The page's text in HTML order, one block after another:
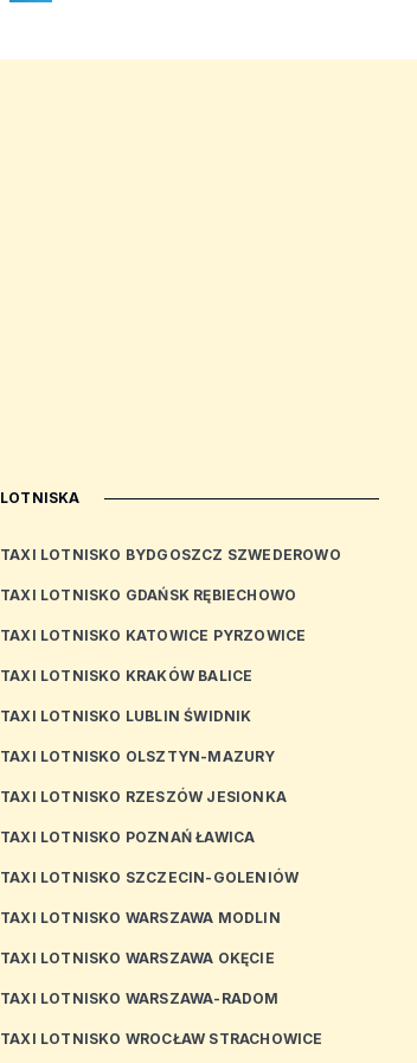
LOTNISKA
TAXI LOTNISKO BYDGOSZCZ SZWEDEROWO
TAXI LOTNISKO GDAŃSK RĘBIECHOWO
TAXI LOTNISKO KATOWICE PYRZOWICE
TAXI LOTNISKO KRAKÓW BALICE
TAXI LOTNISKO LUBLIN ŚWIDNIK
TAXI LOTNISKO OLSZTYN-MAZURY
TAXI LOTNISKO RZESZÓW JESIONKA
TAXI LOTNISKO POZNAŃ ŁAWICA
TAXI LOTNISKO SZCZECIN-GOLENIÓW
TAXI LOTNISKO WARSZAWA MODLIN
TAXI LOTNISKO WARSZAWA OKĘCIE
TAXI LOTNISKO WARSZAWA-RADOM
TAXI LOTNISKO WROCŁAW STRACHOWICE